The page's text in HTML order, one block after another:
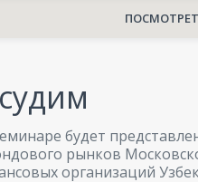
будет
рынков
организаций